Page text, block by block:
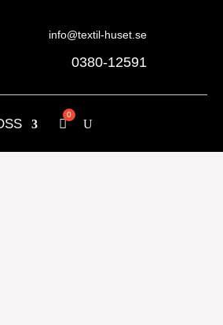
info@textil-huset.se
0380-12591